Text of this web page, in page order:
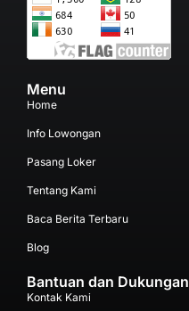
Menu
Home
Info Lowongan
Pasang Loker
Tentang Kami
Baca Berita Terbaru
Blog
Bantuan dan Dukungan
Kontak Kami